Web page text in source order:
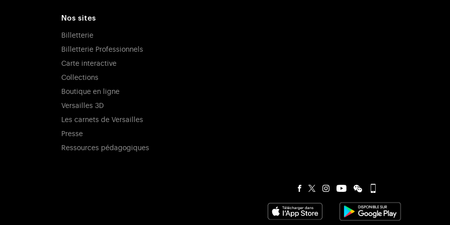
Nos sites
Billetterie
Billetterie Professionnels
Carte interactive
Collections
Boutique en ligne
Versailles 3D
Les carnets de Versailles
Presse
Ressources pédagogiques
Visitez notre Facebook (ouverture dans
Visitez notre X (ouverture dans un
Visitez notre Instagram
Visitez notre YouTube
Visitez notre WeChat
Visitez notre page